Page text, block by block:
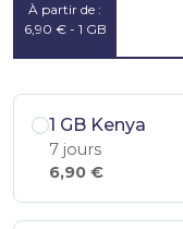
À partir de :
6,90 € - 1 GB
1 GB Kenya
7 jours
6,90 €